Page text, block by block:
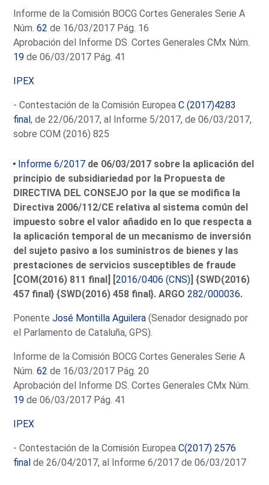
Informe de la Comisión BOCG Cortes Generales Serie A
Núm.62 de 16/03/2017 Pág. 16
Aprobación del Informe DS. Cortes Generales CMx Núm.
19 de 06/03/2017 Pág. 41
IPEX
- Contestación de la Comisión EuropeaC (2017)4283
final, de 22/06/2017, al Informe 5/2017, de 06/03/2017,
sobre COM (2016) 825
Informe 6/2017 de 06/03/2017 sobre la aplicación del
principio de subsidiariedad por la Propuesta de
DIRECTIVA DEL CONSEJO por la que se modifica la
Directiva 2006/112/CE relativa al sistema común del
impuesto sobre el valor añadido en lo que respecta a
la aplicación temporal de un mecanismo de inversión
del sujeto pasivo a los suministros de bienes y las
prestaciones de servicios susceptibles de fraude
[COM(2016) 811 final] [2016/0406 (CNS)] {SWD(2016)
457 final} {SWD(2016) 458 final}. ARGO282/000036.
PonenteJosé Montilla Aguilera (Senador designado por
el Parlamento de Cataluña, GPS).
Informe de la Comisión BOCG Cortes Generales Serie A
Núm.62 de 16/03/2017 Pág. 20
Aprobación del Informe DS. Cortes Generales CMx Núm.
19 de 06/03/2017 Pág. 41
IPEX
- Contestación de la Comisión EuropeaC(2017) 2576
final de 26/04/2017, al Informe 6/2017 de 06/03/2017